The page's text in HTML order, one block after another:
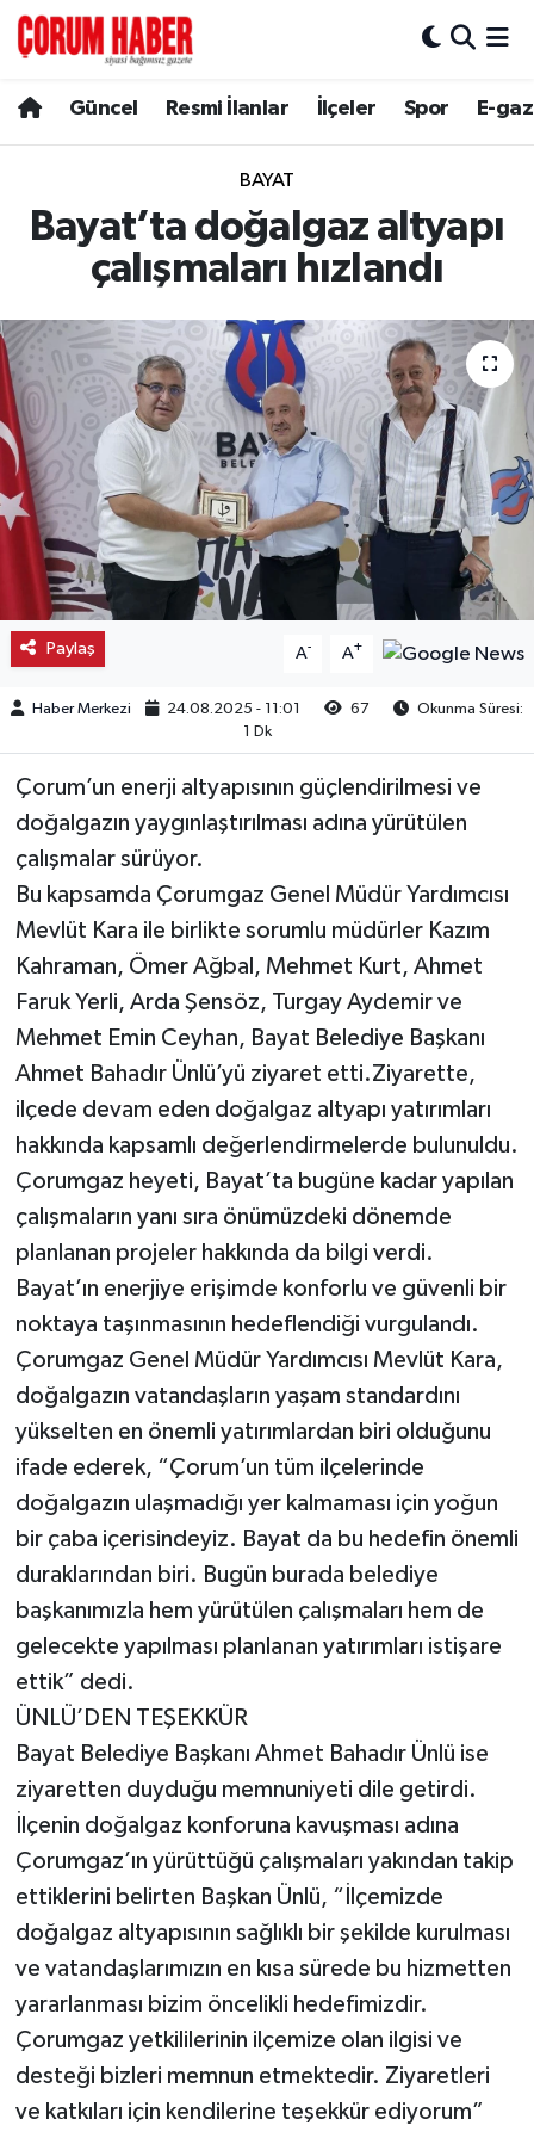
Güncel Resmi İlanlar İlçeler Spor E-
BAYAT
Bayat’ta doğalgaz altyapı
çalışmaları hızlandı
Paylaş A- A+
Haber Merkezi 24.08.2025 - 11:01 67
Okunma Süresi:
1 Dk
Çorum’un enerji altyapısının güçlendirilmesi ve
doğalgazın yaygınlaştırılması adına yürütülen
çalışmalar sürüyor.
Bu kapsamda Çorumgaz Genel Müdür Yardımcısı
Mevlüt Kara ile birlikte sorumlu müdürler Kazım
Kahraman, Ömer Ağbal, Mehmet Kurt, Ahmet
Faruk Yerli, Arda Şensöz, Turgay Aydemir ve
Mehmet Emin Ceyhan, Bayat Belediye Başkanı
Ahmet Bahadır Ünlü’yü ziyaret etti.Ziyarette,
ilçede devam eden doğalgaz altyapı yatırımları
hakkında kapsamlı değerlendirmelerde bulunuldu.
Çorumgaz heyeti, Bayat’ta bugüne kadar yapılan
çalışmaların yanı sıra önümüzdeki dönemde
planlanan projeler hakkında da bilgi verdi.
Bayat’ın enerjiye erişimde konforlu ve güvenli bir
noktaya taşınmasının hedeflendiği vurgulandı.
Çorumgaz Genel Müdür Yardımcısı Mevlüt Kara,
doğalgazın vatandaşların yaşam standardını
yükselten en önemli yatırımlardan biri olduğunu
ifade ederek, “Çorum’un tüm ilçelerinde
doğalgazın ulaşmadığı yer kalmaması için yoğun
bir çaba içerisindeyiz. Bayat da bu hedefin önemli
duraklarından biri. Bugün burada belediye
başkanımızla hem yürütülen çalışmaları hem de
gelecekte yapılması planlanan yatırımları istişare
ettik” dedi.
ÜNLÜ’DEN TEŞEKKÜR
Bayat Belediye Başkanı Ahmet Bahadır Ünlü ise
ziyaretten duyduğu memnuniyeti dile getirdi.
İlçenin doğalgaz konforuna kavuşması adına
Çorumgaz’ın yürüttüğü çalışmaları yakından takip
ettiklerini belirten Başkan Ünlü, “İlçemizde
doğalgaz altyapısının sağlıklı bir şekilde kurulması
ve vatandaşlarımızın en kısa sürede bu hizmetten
yararlanması bizim öncelikli hedefimizdir.
Çorumgaz yetkililerinin ilçemize olan ilgisi ve
desteği bizleri memnun etmektedir. Ziyaretleri
ve katkıları için kendilerine teşekkür ediyorum”
Spor
Resmi İlanlar
Alaca
Bayat
Boğazkale
Dodurga
İskilip
Kargı
Laçin
Mecitözü
Oğuzlar
Ortaköy
Osmancık
Sungurlu
Uğurludağ
Sağlık
Hava Durumu
Çorum Namaz Vakitleri
Trafik Durumu
Süper Lig Puan Durumu ve Fikstür
Tüm Manşetler
Son Dakika Haberleri
Haber Arşivi